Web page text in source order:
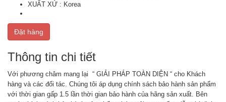
XUẤT XỨ : Korea
Đặt hàng
Thông tin chi tiết
Với phương châm mang lại “ GIẢI PHÁP TOÀN DIỆN “ cho Khách
hàng và các đối tác. Chúng tôi áp dụng chính sách bảo hành sản phẩm
với thời gian gấp 1.5 lần thời gian bảo hành của hãng sản xuất. Bên